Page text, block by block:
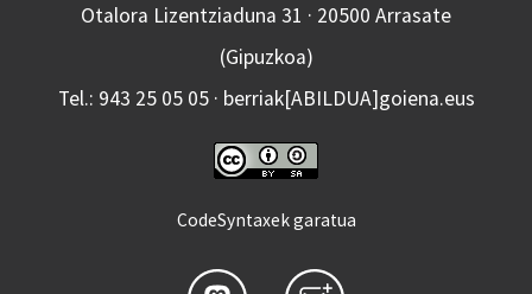
Otalora Lizentziaduna 31 · 20500 Arrasate
(Gipuzkoa)
Tel.: 943 25 05 05 · berriak[ABILDUA]goiena.eus
CodeSyntaxek garatua